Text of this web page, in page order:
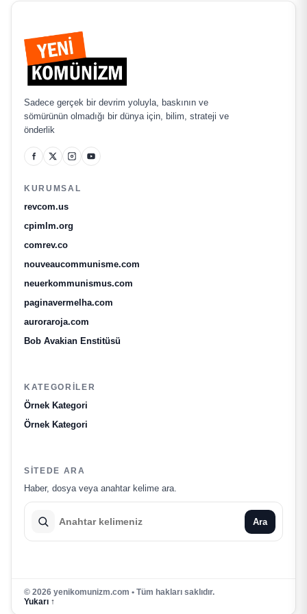
Sadece gerçek bir devrim yoluyla, baskının ve
sömürünün olmadığı bir dünya için, bilim, strateji ve
önderlik
KURUMSAL
revcom.us
cpimlm.org
comrev.co
nouveaucommunisme.com
neuerkommunismus.com
paginavermelha.com
auroraroja.com
Bob Avakian Enstitüsü
KATEGORILER
Örnek Kategori
Örnek Kategori
SITEDE ARA
Haber, dosya veya anahtar kelime ara.
Ara
© 2026 yenikomunizm.com • Tüm hakları saklıdır.
Yukarı ↑